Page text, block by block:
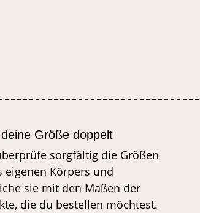
Größe doppelt
sorgfältig die Größen
eigenen Körpers und
sie mit den Maßen der
die du bestellen möchtest.